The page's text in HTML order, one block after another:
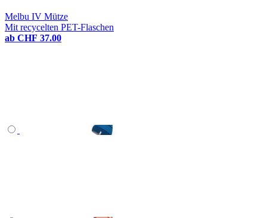
Melbu IV Mütze
Mit recycelten PET-Flaschen
ab CHF 37.00